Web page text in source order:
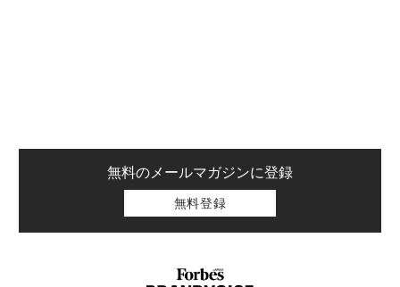
無料のメールマガジンに登録
無料登録